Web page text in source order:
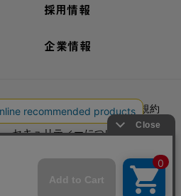
採用情報
企業情報
外部送信ポリシー
ご利用規約
セキュリティーについて
示
古物営業法に基づく表示